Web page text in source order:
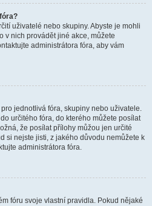
uživatelé nebo skupiny. Abyste je mohli
v nich provádět jiné akce, můžete
administrátora fóra, aby vám
jednotlivá fóra, skupiny nebo uživatele.
určitého fóra, do kterého můžete posílat
že posílat přílohy můžou jen určité
si nejste jisti, z jakého důvodu nemůžete k
administrátora fóra.
fóru svoje vlastní pravidla. Pokud nějaké